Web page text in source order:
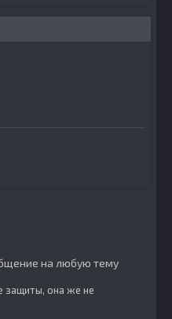
на любую тему
защиты, она же не